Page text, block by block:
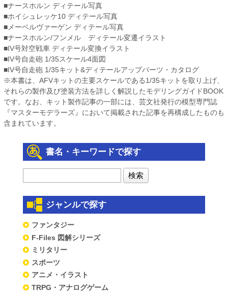
■ナースホルン ディテール写真
■ホイシュレッケ10 ディテール写真
■メーベルヴァーゲン ディテール写真
■ナースホルン/フンメル ディテール変遷イラスト
■IV号対空戦車 ディテール変換イラスト
■IV号自走砲 1/35スケール4面図
■IV号自走砲 1/35キット&ディテールアップパーツ・カタログ
※本書は、AFVキットの主要スケールである1/35キットを取り上げ、
それらの製作及び塗装方法を詳しく解説したモデリングガイドBOOK
です。なお、キット製作記事の一部には、芸文社発行の模型専門誌
『マスターモデラーズ』において掲載された記事を再構成したものも
含まれています。
書名・キーワードで探す
ジャンルで探す
ファンタジー
F-Files 図解シリーズ
ミリタリー
スポーツ
アニメ・イラスト
TRPG・アナログゲーム